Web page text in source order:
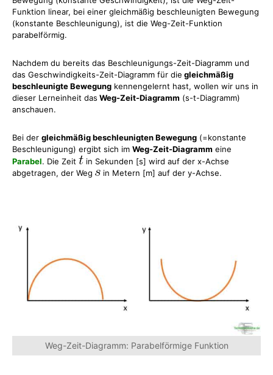
Funktion linear, bei einer gleichmäßig beschleunigten Bewegung
(konstante Beschleunigung), ist die Weg-Zeit-Funktion
parabelförmig.
Nachdem du bereits das Beschleunigungs-Zeit-Diagramm und
das Geschwindigkeits-Zeit-Diagramm für die gleichmäßig
beschleunigte Bewegung kennengelernt hast, wollen wir uns in
dieser Lerneinheit das Weg-Zeit-Diagramm (s-t-Diagramm)
anschauen.
Bei der gleichmäßig beschleunigten Bewegung (=konstante
Beschleunigung) ergibt sich im Weg-Zeit-Diagramm eine
Parabel. Die Zeit
in Sekunden [s] wird auf der x-Achse
abgetragen, der Weg
in Metern [m] auf der y-Achse.
Weg-Zeit-Diagramm: Parabelförmige Funktion